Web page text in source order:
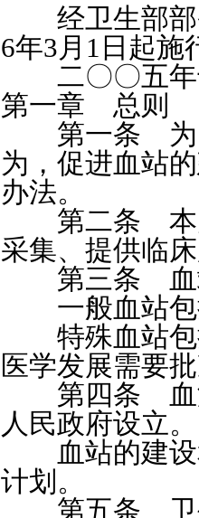
经卫生部部
6年3月1日起施
二〇〇五年
第一章 总则
第一条 为了
为，促进血站
办法。
第二条 本办
采集、提供临
第三条 血站
一般血站包
特殊血站包
医学发展需要
第四条 血液
人民政府设立。
血站的建设
计划。
第五条 卫生